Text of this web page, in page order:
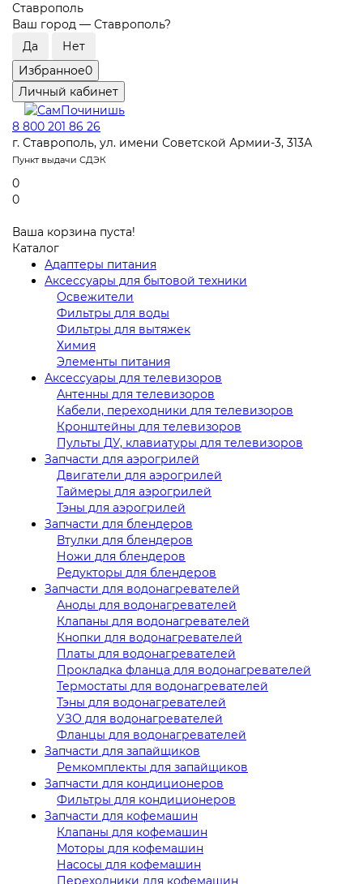
Ставрополь
Ваш город — Ставрополь?
Избранное0
Личный кабинет
8 800 201 86 26
г. Ставрополь, ул. имени Советской Армии-3, 313А
Пункт выдачи СДЭК
0
0
Ваша корзина пуста!
Каталог
Адаптеры питания
Аксессуары для бытовой техники
Освежители
Фильтры для воды
Фильтры для вытяжек
Химия
Элементы питания
Аксессуары для телевизоров
Антенны для телевизоров
Кабели, переходники для телевизоров
Кронштейны для телевизоров
Пульты ДУ, клавиатуры для телевизоров
Запчасти для аэрогрилей
Двигатели для аэрогрилей
Таймеры для аэрогрилей
Тэны для аэрогрилей
Запчасти для блендеров
Втулки для блендеров
Ножи для блендеров
Редукторы для блендеров
Запчасти для водонагревателей
Аноды для водонагревателей
Клапаны для водонагревателей
Кнопки для водонагревателей
Платы для водонагревателей
Прокладка фланца для водонагревателей
Термостаты для водонагревателей
Тэны для водонагревателей
УЗО для водонагревателей
Фланцы для водонагревателей
Запчасти для запайщиков
Ремкомплекты для запайщиков
Запчасти для кондиционеров
Фильтры для кондиционеров
Запчасти для кофемашин
Клапаны для кофемашин
Моторы для кофемашин
Насосы для кофемашин
Переходники для кофемашин